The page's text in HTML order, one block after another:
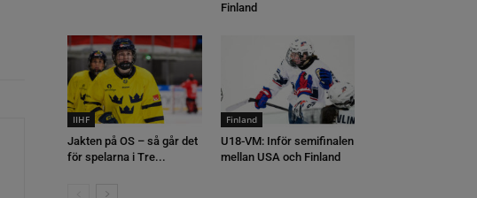
Finland
IIHF
Jakten på OS – så går det
för spelarna i Tre...
Finland
U18-VM: Inför semifinalen
mellan USA och Finland